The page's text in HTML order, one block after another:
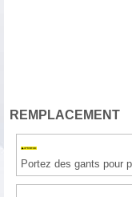
REMPLACEMENT
Portez des gants pour